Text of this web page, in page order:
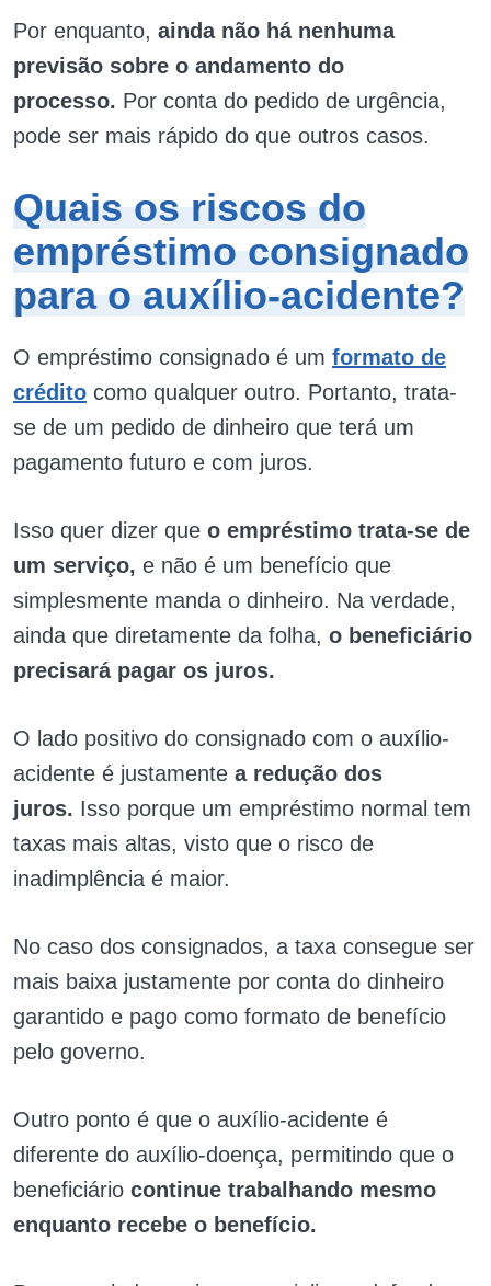
Por enquanto, ainda não há nenhuma
previsão sobre o andamento do
processo. Por conta do pedido de urgência,
pode ser mais rápido do que outros casos.
Quais os riscos do
empréstimo consignado
para o auxílio-acidente?
O empréstimo consignado é um formato de
crédito como qualquer outro. Portanto, trata-
se de um pedido de dinheiro que terá um
pagamento futuro e com juros.
Isso quer dizer que o empréstimo trata-se de
um serviço, e não é um benefício que
simplesmente manda o dinheiro. Na verdade,
ainda que diretamente da folha, o beneficiário
precisará pagar os juros.
O lado positivo do consignado com o auxílio-
acidente é justamente a redução dos
juros. Isso porque um empréstimo normal tem
taxas mais altas, visto que o risco de
inadimplência é maior.
No caso dos consignados, a taxa consegue ser
mais baixa justamente por conta do dinheiro
garantido e pago como formato de benefício
pelo governo.
Outro ponto é que o auxílio-acidente é
diferente do auxílio-doença, permitindo que o
beneficiário continue trabalhando mesmo
enquanto recebe o benefício.